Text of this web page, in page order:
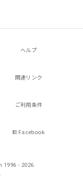
ヘルプ
関連リンク
ご利用条件
Facebook
- 2026.